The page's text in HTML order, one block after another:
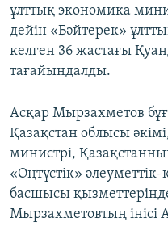
ұлттық экономика
дейін «Бәйтерек»
келген 36 жастағы
тағайындалды.
Асқар Мырзахметов
Қазақстан облысы
министрі,
«Оңтүстік»
басшысы
Мырзахметовтың